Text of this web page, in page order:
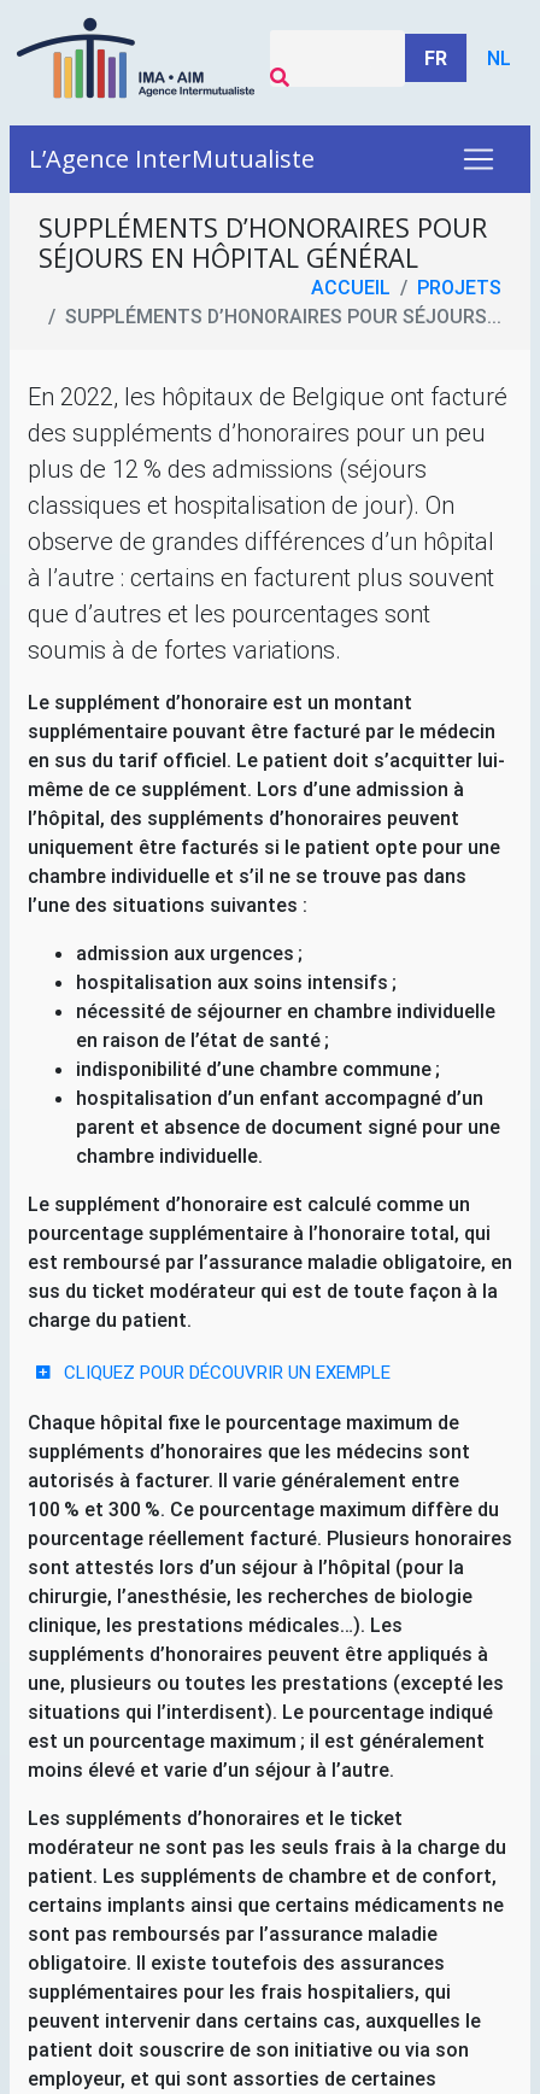
FR NL
L’Agence InterMutualiste
SUPPLÉMENTS D’HONORAIRES POUR
SÉJOURS EN HÔPITAL GÉNÉRAL
ACCUEIL
PROJETS
SUPPLÉMENTS D’HONORAIRES POUR SÉJOURS...
En 2022, les hôpitaux de Belgique ont facturé
des suppléments d’honoraires pour un peu
plus de 12 % des admissions (séjours
classiques et hospitalisation de jour). On
observe de grandes différences d’un hôpital
à l’autre : certains en facturent plus souvent
que d’autres et les pourcentages sont
soumis à de fortes variations.
Le supplément d’honoraire est un montant
supplémentaire pouvant être facturé par le médecin
en sus du tarif officiel. Le patient doit s’acquitter lui-
même de ce supplément. Lors d’une admission à
l’hôpital, des suppléments d’honoraires peuvent
uniquement être facturés si le patient opte pour une
chambre individuelle et s’il ne se trouve pas dans
l’une des situations suivantes :
admission aux urgences ;
hospitalisation aux soins intensifs ;
nécessité de séjourner en chambre individuelle
en raison de l’état de santé ;
indisponibilité d’une chambre commune ;
hospitalisation d’un enfant accompagné d’un
parent et absence de document signé pour une
chambre individuelle.
Le supplément d’honoraire est calculé comme un
pourcentage supplémentaire à l’honoraire total, qui
est remboursé par l’assurance maladie obligatoire, en
sus du ticket modérateur qui est de toute façon à la
charge du patient.
CLIQUEZ POUR DÉCOUVRIR UN EXEMPLE
Chaque hôpital fixe le pourcentage maximum de
suppléments d’honoraires que les médecins sont
autorisés à facturer. Il varie généralement entre
100 % et 300 %. Ce pourcentage maximum diffère du
pourcentage réellement facturé. Plusieurs honoraires
sont attestés lors d’un séjour à l’hôpital (pour la
chirurgie, l’anesthésie, les recherches de biologie
clinique, les prestations médicales…). Les
suppléments d’honoraires peuvent être appliqués à
une, plusieurs ou toutes les prestations (excepté les
situations qui l’interdisent). Le pourcentage indiqué
est un pourcentage maximum ; il est généralement
moins élevé et varie d’un séjour à l’autre.
Les suppléments d’honoraires et le ticket
modérateur ne sont pas les seuls frais à la charge du
patient. Les suppléments de chambre et de confort,
certains implants ainsi que certains médicaments ne
sont pas remboursés par l’assurance maladie
obligatoire. Il existe toutefois des assurances
supplémentaires pour les frais hospitaliers, qui
peuvent intervenir dans certains cas, auxquelles le
patient doit souscrire de son initiative ou via son
employeur, et qui sont assorties de certaines